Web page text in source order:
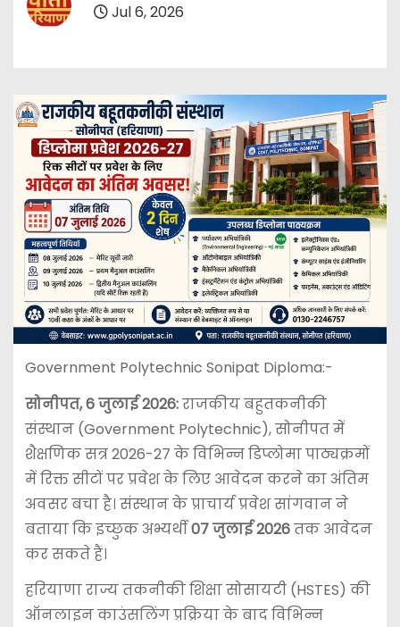
Jul 6, 2026
Government Polytechnic Sonipat Diploma:-
सोनीपत, 6 जुलाई 2026:राजकीय बहुतकनीकी
संस्थान (Government Polytechnic), सोनीपत में
शैक्षणिक सत्र 2026-27 के विभिन्न डिप्लोमा पाठ्यक्रमों
में रिक्त सीटों पर प्रवेश के लिए आवेदन करने का अंतिम
अवसर बचा है। संस्थान के प्राचार्य प्रवेश सांगवान ने
बताया कि इच्छुक अभ्यर्थी07 जुलाई 2026तक आवेदन
कर सकते हैं।
हरियाणा राज्य तकनीकी शिक्षा सोसायटी (HSTES) की
ऑनलाइन काउंसलिंग प्रक्रिया के बाद विभिन्न